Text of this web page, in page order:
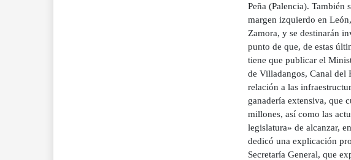
Peña (Palencia). También
margen izquierdo en
Zamora, y se destinarán
punto de que, de estas
tiene que publicar el
de Villadangos, Canal del
relación a las
ganadería extensiva, que
millones, así como las
legislatura» de alcanzar,
dedicó una explicación
Secretaría General, que